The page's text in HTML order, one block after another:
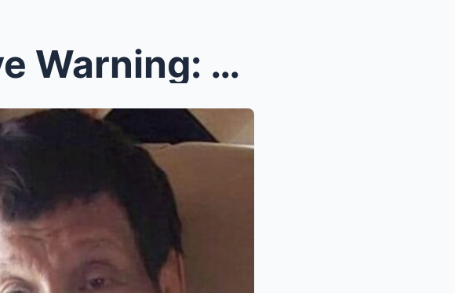
Vice Ganda’s Explosive Warning: Fake Duterte Post ...